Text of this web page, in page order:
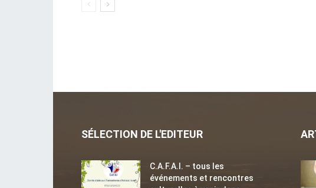
SÉLECTION DE L'EDITEUR
C.A.F.A.I. – tous les
événements et rencontres